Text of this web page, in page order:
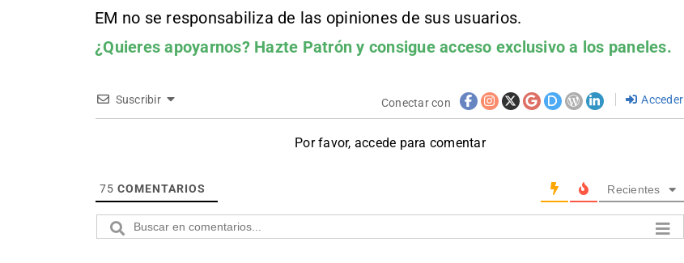
EM no se responsabiliza de las opiniones de sus usuarios.
¿Quieres apoyarnos? Hazte Patrón y consigue acceso exclusivo a los paneles.
Suscribir Conectar con Acceder
Por favor, accede para comentar
75 COMENTARIOS Recientes